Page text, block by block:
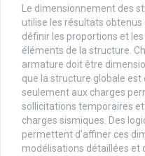
Le dimensionnement des
utilise les résultats
définir les proportions et
éléments de la structure.
armature doit être
que la structure globale est
seulement aux charges
sollicitations temporaires
charges sismiques. Des
permettent d’affiner ces
modélisations détaillées et